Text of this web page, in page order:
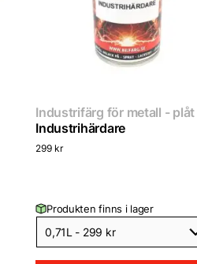
Industrifärg för metall - plåt
Industrihärdare
299 kr
Produkten finns i lager